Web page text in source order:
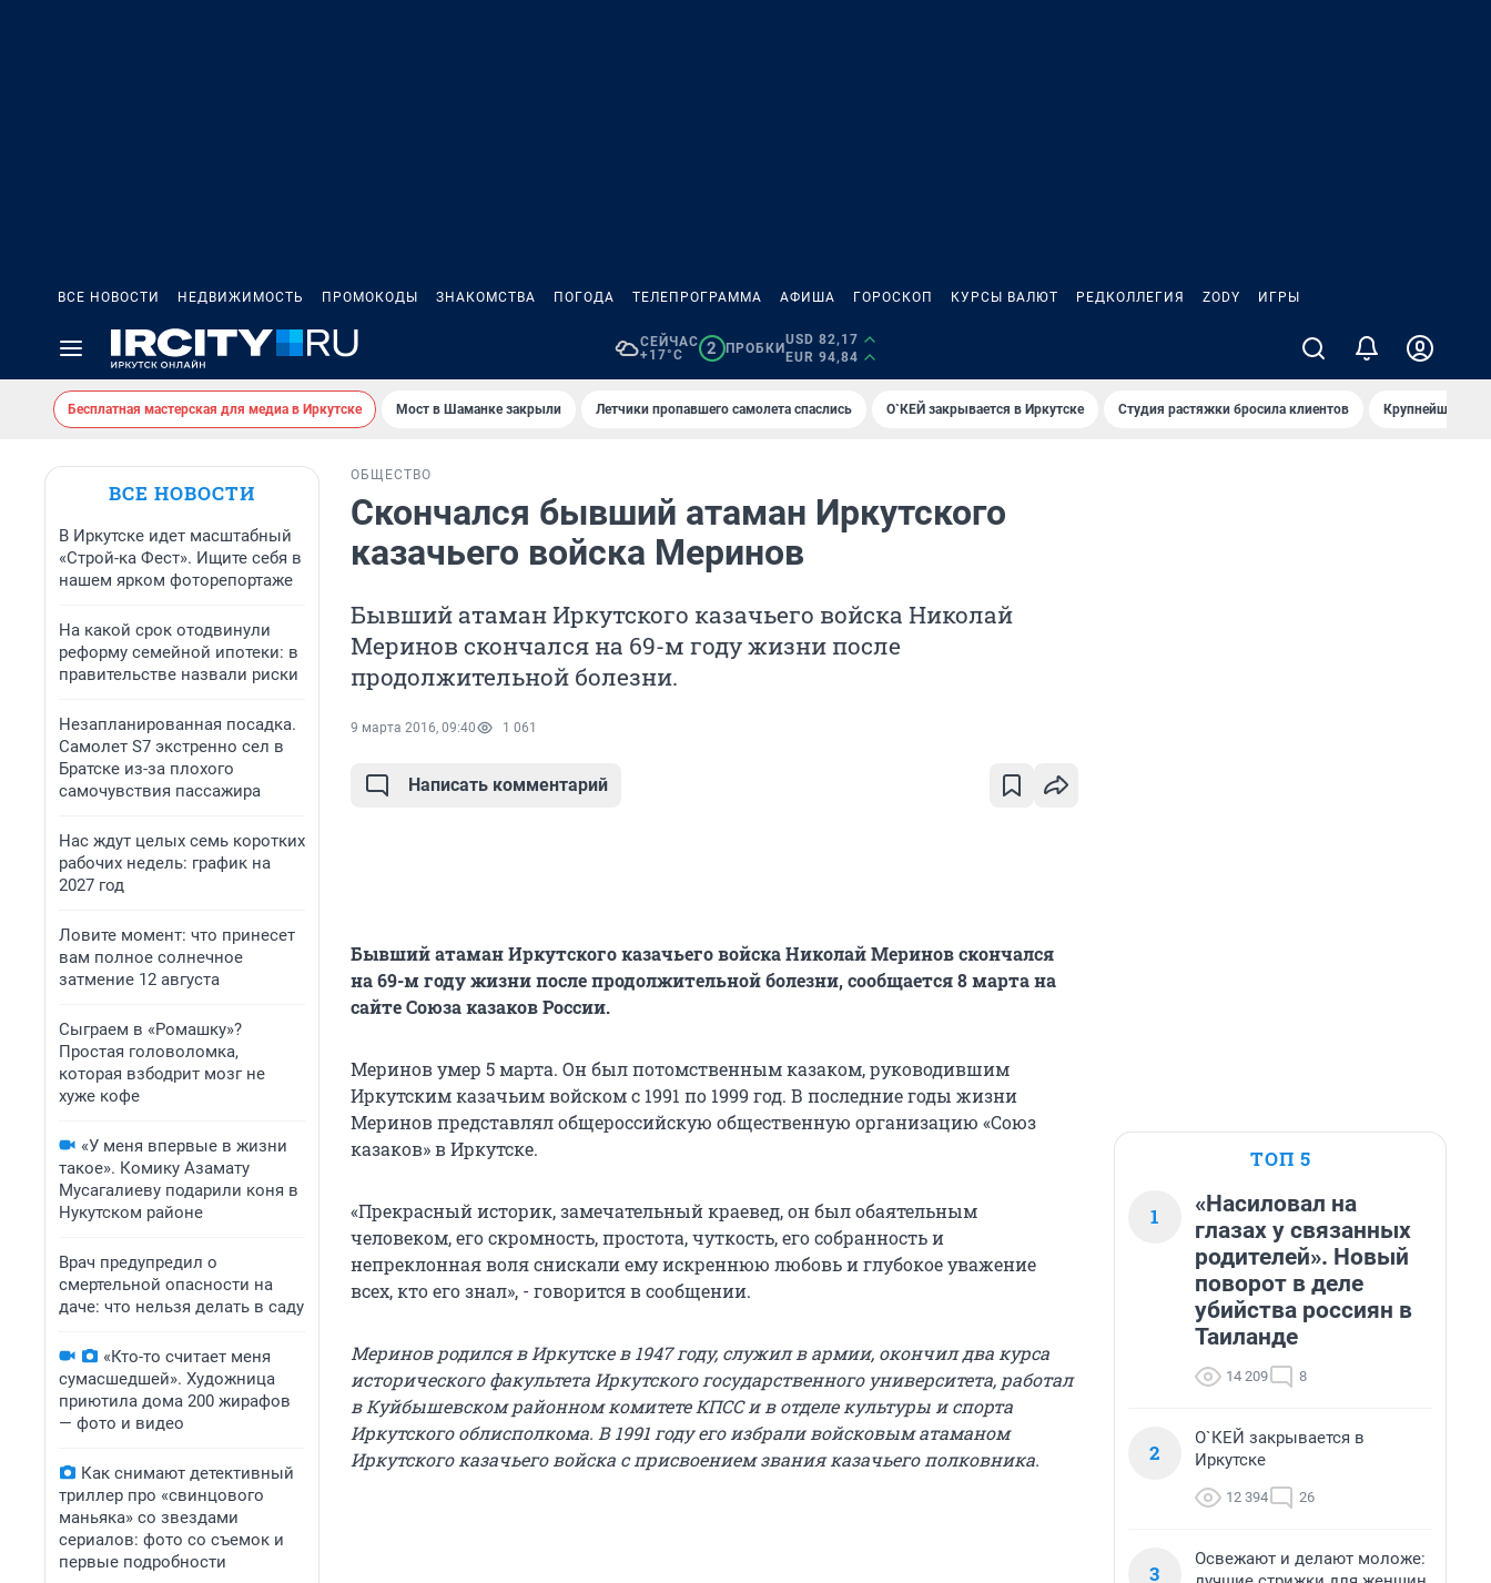
ВСЕ НОВОСТИ НЕДВИЖИМОСТЬ ПРОМОКОДЫ ЗНАКОМСТВА ПОГОДА ТЕЛЕПРОГРАММА АФИША ГОРОСКОП КУРСЫ ВАЛЮТ РЕДКОЛЛЕГИЯ ZODY ИГРЫ
СЕЙЧАС
+17°C
2 ПРОБКИ
USD 82,17
EUR 94,84
Бесплатная мастерская для медиа в Иркутске Мост в Шаманке закрыли Летчики пропавшего самолета спаслись О`КЕЙ закрывается в Иркутске Студия растяжки бросила клиентов Крупнейшие
ВСЕ НОВОСТИ
В Иркутске идет масштабный
«Строй-ка Фест». Ищите себя в
нашем ярком фоторепортаже
На какой срок отодвинули
реформу семейной ипотеки: в
правительстве назвали риски
Незапланированная посадка.
Самолет S7 экстренно сел в
Братске из-за плохого
самочувствия пассажира
Нас ждут целых семь коротких
рабочих недель: график на
2027 год
Ловите момент: что принесет
вам полное солнечное
затмение 12 августа
Сыграем в «Ромашку»?
Простая головоломка,
которая взбодрит мозг не
хуже кофе
«У меня впервые в жизни
такое». Комику Азамату
Мусагалиеву подарили коня в
Нукутском районе
Врач предупредил о
смертельной опасности на
даче: что нельзя делать в саду
«Кто-то считает меня
сумасшедшей». Художница
приютила дома 200 жирафов
— фото и видео
Как снимают детективный
триллер про «свинцового
маньяка» со звездами
сериалов: фото со съемок и
первые подробности
ОБЩЕСТВО
Скончался бывший атаман Иркутского
казачьего войска Меринов
Бывший атаман Иркутского казачьего войска Николай
Меринов скончался на 69-м году жизни после
продолжительной болезни.
9 марта 2016, 09:40 1 061
Написать комментарий
Бывший атаман Иркутского казачьего войска Николай Меринов скончался
на 69-м году жизни после продолжительной болезни, сообщается 8 марта на
сайте Союза казаков России.
Меринов умер 5 марта. Он был потомственным казаком, руководившим
Иркутским казачьим войском с 1991 по 1999 год. В последние годы жизни
Меринов представлял общероссийскую общественную организацию «Союз
казаков» в Иркутске.
«Прекрасный историк, замечательный краевед, он был обаятельным
человеком, его скромность, простота, чуткость, его собранность и
непреклонная воля снискали ему искреннюю любовь и глубокое уважение
всех, кто его знал», - говорится в сообщении.
Меринов родился в Иркутске в 1947 году, служил в армии, окончил два курса
исторического факультета Иркутского государственного университета, работал
в Куйбышевском районном комитете КПСС и в отделе культуры и спорта
Иркутского облисполкома. В 1991 году его избрали войсковым атаманом
Иркутского казачьего войска с присвоением звания казачьего полковника.
ТОП 5
1
«Насиловал на
глазах у связанных
родителей». Новый
поворот в деле
убийства россиян в
Таиланде
14 209 8
2
О`КЕЙ закрывается в
Иркутске
12 394 26
3
Освежают и делают моложе: